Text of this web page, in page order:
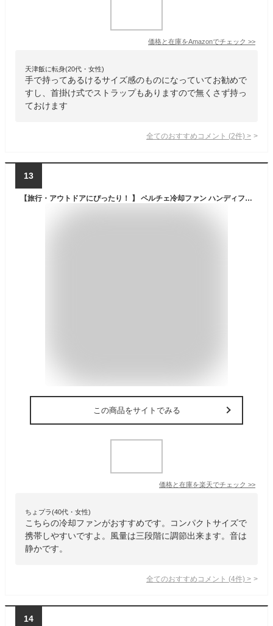
価格と在庫をAmazonでチェック >>
天津飯に転身(20代・女性)
手で持ってあるけるサイズ感のものになっていてお勧めで
すし、首掛け式でストラップもありますので無くさず持っ
ておけます
全てのおすすめコメント (2件) >
13
【旅行・アウトドアにぴったり！ 】 ペルチェ冷却ファン ハンディファン ハンディ扇風機 手持ち扇風機 ミニ扇風機 冷却プレート ハンディクーラー ポータブル扇風機 USB充電式 持ち運び 扇風機 卓上扇風機 ミニファン 3段階風量 急速に冷却
この商品をサイトでみる
価格と在庫を楽天でチェック >>
ちょプラ(40代・女性)
こちらの冷却ファンがおすすめです。コンパクトサイズで
携帯しやすいですよ。風量は三段階に調節出来ます。音は
静かです。
全てのおすすめコメント (4件) >
14